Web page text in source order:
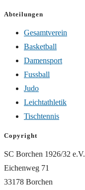
Abteilungen
Gesamtverein
Basketball
Damensport
Fussball
Judo
Leichtathletik
Tischtennis
Copyright
SC Borchen 1926/32 e.V.
Eichenweg 71
33178 Borchen